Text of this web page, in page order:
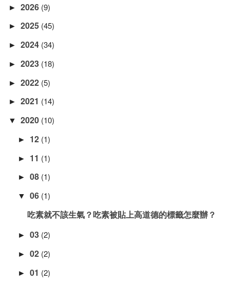
► 2026 (9)
► 2025 (45)
► 2024 (34)
► 2023 (18)
► 2022 (5)
► 2021 (14)
▼ 2020 (10)
► 12 (1)
► 11 (1)
► 08 (1)
▼ 06 (1)
吃素就不該生氣？吃素被貼上高道德的標籤怎麼辦？
► 03 (2)
► 02 (2)
► 01 (2)